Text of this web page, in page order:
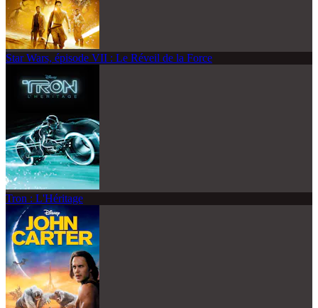
Star Wars, épisode VII : Le Réveil de la Force
Tron : L'Héritage